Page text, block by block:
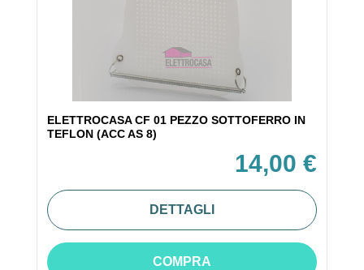
ELETTROCASA CF 01 PEZZO SOTTOFERRO IN
TEFLON (ACC AS 8)
14,00 €
DETTAGLI
COMPRA